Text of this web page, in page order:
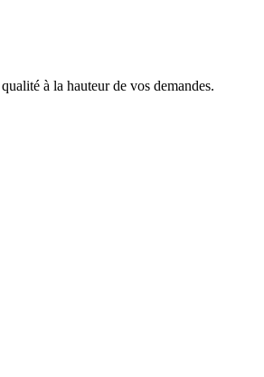
à la hauteur de vos demandes.